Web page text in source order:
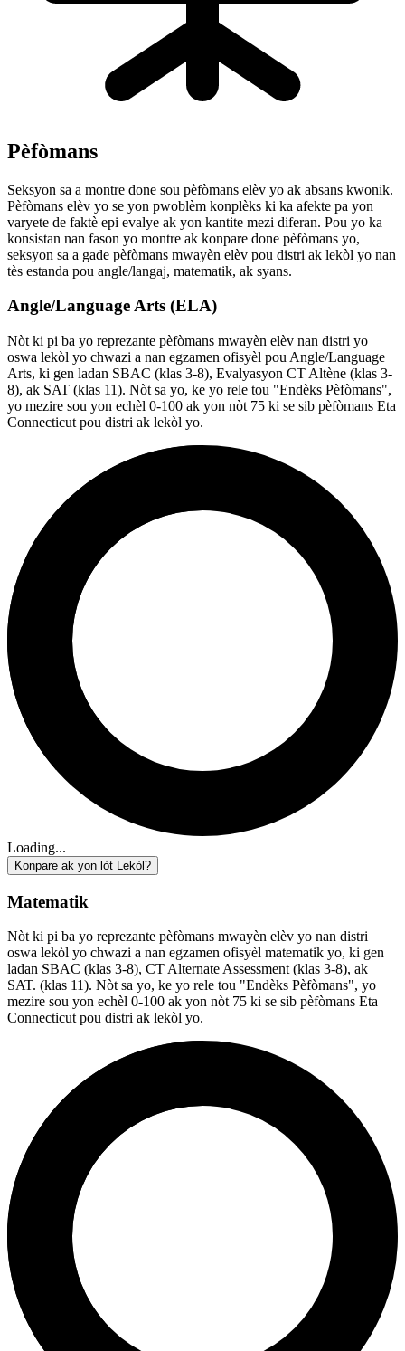
Pèfòmans
Seksyon sa a montre done sou pèfòmans elèv yo ak absans kwonik.
Pèfòmans elèv yo se yon pwoblèm konplèks ki ka afekte pa yon
varyete de faktè epi evalye ak yon kantite mezi diferan. Pou yo ka
konsistan nan fason yo montre ak konpare done pèfòmans yo,
seksyon sa a gade pèfòmans mwayèn elèv pou distri ak lekòl yo nan
tès estanda pou angle/langaj, matematik, ak syans.
Angle/Language Arts (ELA)
Nòt ki pi ba yo reprezante pèfòmans mwayèn elèv nan distri yo
oswa lekòl yo chwazi a nan egzamen ofisyèl pou Angle/Language
Arts, ki gen ladan SBAC (klas 3-8), Evalyasyon CT Altène (klas 3-
8), ak SAT (klas 11). Nòt sa yo, ke yo rele tou "Endèks Pèfòmans",
yo mezire sou yon echèl 0-100 ak yon nòt 75 ki se sib pèfòmans Eta
Connecticut pou distri ak lekòl yo.
Loading...
Konpare ak yon lòt Lekòl?
Matematik
Nòt ki pi ba yo reprezante pèfòmans mwayèn elèv yo nan distri
oswa lekòl yo chwazi a nan egzamen ofisyèl matematik yo, ki gen
ladan SBAC (klas 3-8), CT Alternate Assessment (klas 3-8), ak
SAT. (klas 11). Nòt sa yo, ke yo rele tou "Endèks Pèfòmans", yo
mezire sou yon echèl 0-100 ak yon nòt 75 ki se sib pèfòmans Eta
Connecticut pou distri ak lekòl yo.